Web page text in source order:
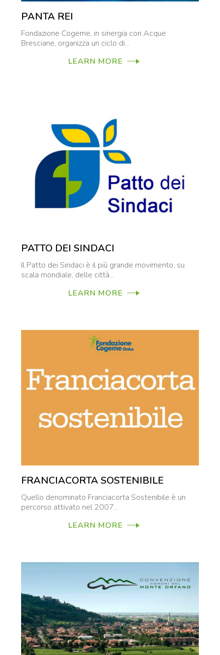
PANTA REI
Fondazione Cogeme, in sinergia con Acque
Bresciane, organizza un ciclo di...
LEARN MORE
PATTO DEI SINDACI
Il Patto dei Sindaci è il più grande movimento, su
scala mondiale, delle città...
LEARN MORE
FRANCIACORTA SOSTENIBILE
Quello denominato Franciacorta Sostenibile è un
percorso attivato nel 2007...
LEARN MORE